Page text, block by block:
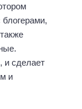
и сделает
и